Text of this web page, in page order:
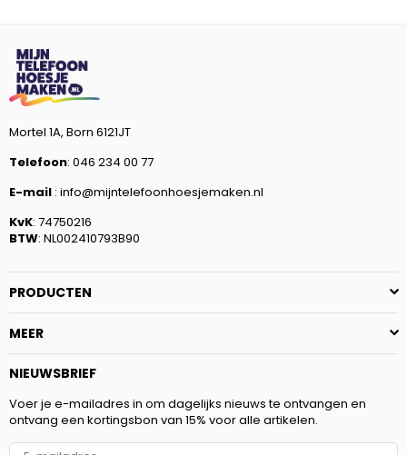
Mortel 1A, Born 6121JT
Telefoon: 046 234 00 77
E-mail : info@mijntelefoonhoesjemaken.nl
KvK: 74750216
BTW: NL002410793B90
PRODUCTEN
MEER
NIEUWSBRIEF
Voer je e-mailadres in om dagelijks nieuws te ontvangen en
ontvang een kortingsbon van 15% voor alle artikelen.